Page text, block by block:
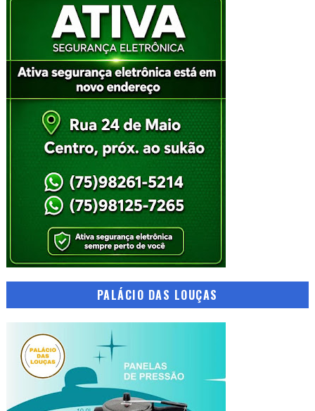
PALÁCIO DAS LOUÇAS